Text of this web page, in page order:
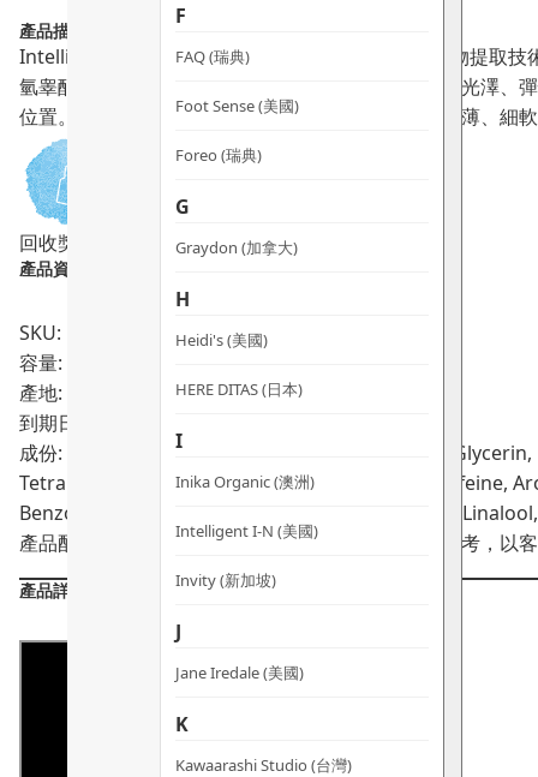
F
FAQ (瑞典)
Foot Sense (美國)
Foreo (瑞典)
G
Graydon (加拿大)
H
Heidi's (美國)
HERE DITAS (日本)
I
Inika Organic (澳洲)
Intelligent I-N (美國)
Invity (新加坡)
J
Jane Iredale (美國)
K
Kawaarashi Studio (台灣)
養
生
髮
精
華
數
量
產品描述：
Intelligent I-N頭皮滋養生髮採用獨家革命性專利生物提取技
氫睾酮的形成，強根健髮，使頭髮更加濃密豐滿，有光澤、
位置。任何頭皮適用，特別適合髮質脆弱、塌平、稀薄、細
回收獎賞
產品資料：
SKU: PRO01654
容量: 150ml
產地: 美國
到期日:
成份: Water (Aqua), Aloe Barbadensis Leaf Juice,
Tetrapeptide-3, Urtica Dioica (Nettle) Extract, Caffeine,
Benzoate, Citral, Citronellol, Geraniol, Limonene,
產品配方會不時作出更改，所有產品主要成分謹供參考，以
產品詳情